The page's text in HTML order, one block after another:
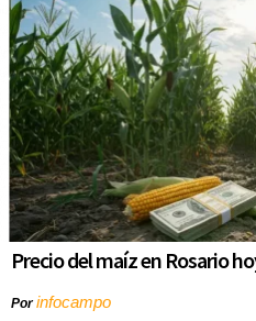
Precio del maíz en Rosario
Porinfocampo